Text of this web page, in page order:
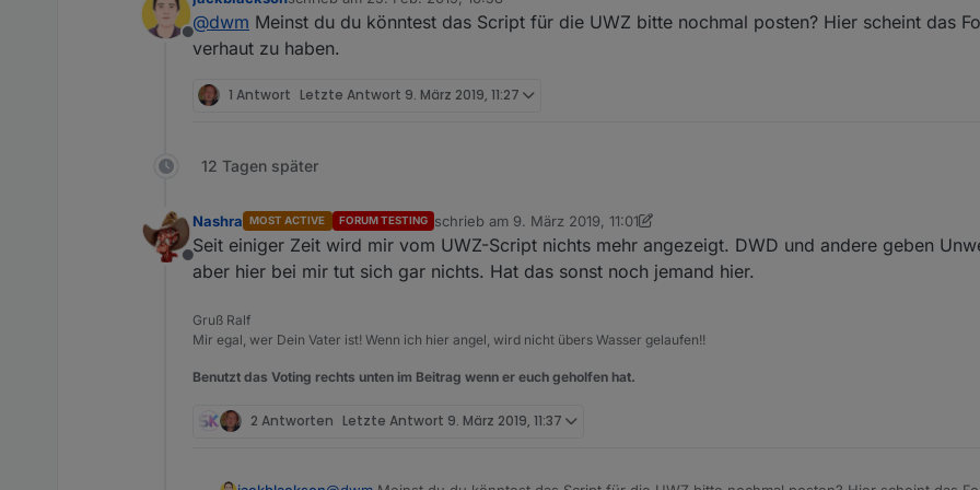
{/request({/uri:/url,/method:/"get",/timeout:/10000,/followredirect:/true,/
nction(error,/response,/body)/(response.statuscode="=" 200)/processdata(body);/
~~[code]~~var forceInitStates = false; [/code]
hat.
! CU
! Werner[/i][/i][/i][/i][/i][/i][/i]
Offline
zuletzt editiert von
@dwm Meinst du du könntest das Script für die UWZ bitte nochmal posten? Hier scheint das
verhaut zu haben.
1 Antwort Letzte Antwort 9. März 2019, 11:27
12 Tagen später
Offline
Nashra MOST ACTIVE FORUM TESTING schrieb am 9. März 2019, 11:01
zuletzt editiert von Nashra 3. Sept. 2019, 12:06
Seit einiger Zeit wird mir vom UWZ-Script nichts mehr angezeigt. DWD und andere geben
aber hier bei mir tut sich gar nichts. Hat das sonst noch jemand hier.
Gruß Ralf
Mir egal, wer Dein Vater ist! Wenn ich hier angel, wird nicht übers Wasser gelaufen!!
Benutzt das Voting rechts unten im Beitrag wenn er euch geholfen hat.
2 Antworten Letzte Antwort 9. März 2019, 11:37